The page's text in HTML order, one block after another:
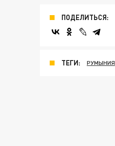
ПОДЕЛИТЬСЯ:
ТЕГИ: РУМЫНИЯ